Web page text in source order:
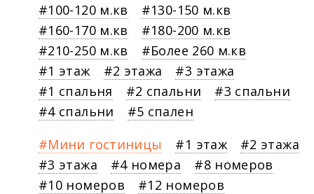
100-120 м.кв
130-150 м.кв
160-170 м.кв
180-200 м.кв
210-250 м.кв
Более 260 м.кв
1 этаж
2 этажа
3 этажа
1 спальня
2 спальни
3 спальни
4 спальни
5 спален
Мини гостиницы
1 этаж
2 этажа
3 этажа
4 номера
8 номеров
10 номеров
12 номеров